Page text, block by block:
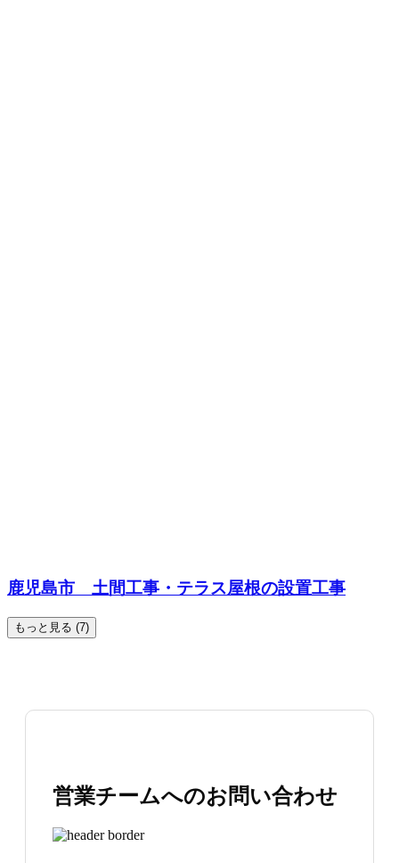
鹿児島市 土間工事・テラス屋根の設置工事
もっと見る (7)
営業チームへのお問い合わせ